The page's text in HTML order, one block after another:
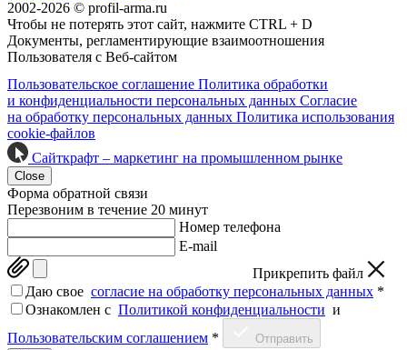
2002-2026 © profil-arma.ru
Чтобы не потерять этот сайт, нажмите CTRL + D
Документы, регламентирующие взаимоотношения
Пользователя с Веб-сайтом
Пользовательское соглашение Политика обработки
и конфиденциальности персональных данных Согласие
на обработку персональных данных Политика использования
cookie-файлов
Сайткрафт – маркетинг на промышленном рынке
Close
Форма обратной связи
Перезвоним в течение 20 минут
Номер телефона
E-mail
Прикрепить файл
Даю свое согласие на обработку персональных данных *
Ознакомлен c Политикой конфиденциальности и
Пользовательским соглашением *
Отправить